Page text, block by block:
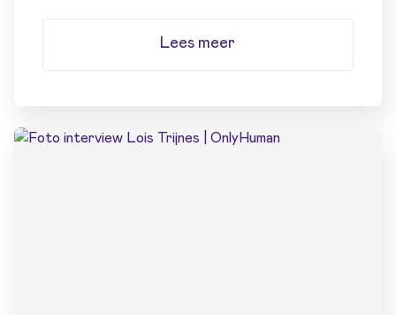
Lees meer